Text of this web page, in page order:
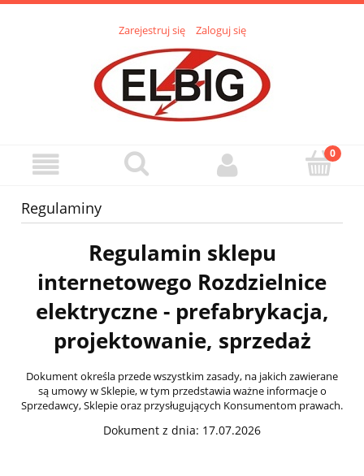
Zarejestruj się Zaloguj się
Regulaminy
Regulamin sklepu
internetowego Rozdzielnice
elektryczne - prefabrykacja,
projektowanie, sprzedaż
Dokument określa przede wszystkim zasady, na jakich zawierane
są umowy w Sklepie, w tym przedstawia ważne informacje o
Sprzedawcy, Sklepie oraz przysługujących Konsumentom prawach.
Dokument z dnia: 17.07.2026